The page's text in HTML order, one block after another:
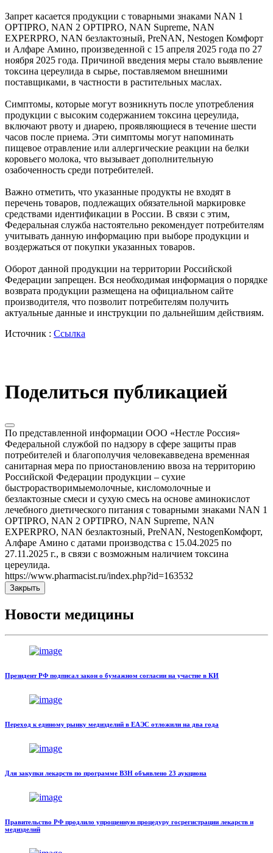
Запрет касается продукции с товарными знаками NAN 1
OPTIPRO, NAN 2 OPTIPRO, NAN Supreme, NAN
EXPERPRO, NAN безлактозный, PreNAN, Nestogen Комфорт
и Алфаре Амино, произведенной с 15 апреля 2025 года по 27
ноября 2025 года. Причиной введения меры стало выявление
токсина цереулида в сырье, поставляемом внешними
поставщиками, в частности в растительных маслах.
Симптомы, которые могут возникнуть после употребления
продукции с высоким содержанием токсина цереулида,
включают рвоту и диарею, проявляющиеся в течение шести
часов после приема. Эти симптомы могут напоминать
пищевое отравление или аллергические реакции на белки
коровьего молока, что вызывает дополнительную
озабоченность среди потребителей.
Важно отметить, что указанные продукты не входят в
перечень товаров, подлежащих обязательной маркировке
средствами идентификации в России. В связи с этим,
Федеральная служба настоятельно рекомендует потребителям
учитывать данную информацию при выборе продукции и
воздержаться от покупки указанных товаров.
Оборот данной продукции на территории Российской
Федерации запрещен. Вся необходимая информация о порядке
возврата продукции размещена на официальном сайте
производителя, что позволит потребителям получить
актуальные данные и инструкции по дальнейшим действиям.
Источник : Ссылка
Поделиться публикацией
По представленной информации ООО «Нестле Россия»
Федеральной службой по надзору в сфере защиты прав
потребителей и благополучия человекавведена временная
санитарная мера по приостановлению ввоза на территорию
Российской Федерации продукции – сухие
быстрорастворимыемолочные, кисломолочные и
безлактозные смеси и сухую смесь на основе аминокислот
лечебного диетического питания с товарными знаками NAN 1
OPTIPRO, NAN 2 OPTIPRO, NAN Supreme, NAN
EXPERPRO, NAN безлактозный, PreNAN, NestogenКомфорт,
Алфаре Амино с датами производства с 15.04.2025 по
27.11.2025 г., в связи с возможным наличием токсина
цереулида.
https://www.pharmacist.ru/index.php?id=163532
Закрыть
Новости медицины
Президент РФ подписал закон о бумажном согласии на участие в КИ
Переход к единому рынку медизделий в ЕАЭС отложили на два года
Для закупки лекарств по программе ВЗН объявлено 23 аукциона
Правительство РФ продлило упрощенную процедуру госрегистрации лекарств и
медизделий